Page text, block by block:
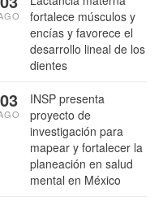
fortalece músculos y
encías y favorece el
desarrollo lineal de los
dientes
INSP presenta
proyecto de
investigación para
mapear y fortalecer la
planeación en salud
mental en México
03